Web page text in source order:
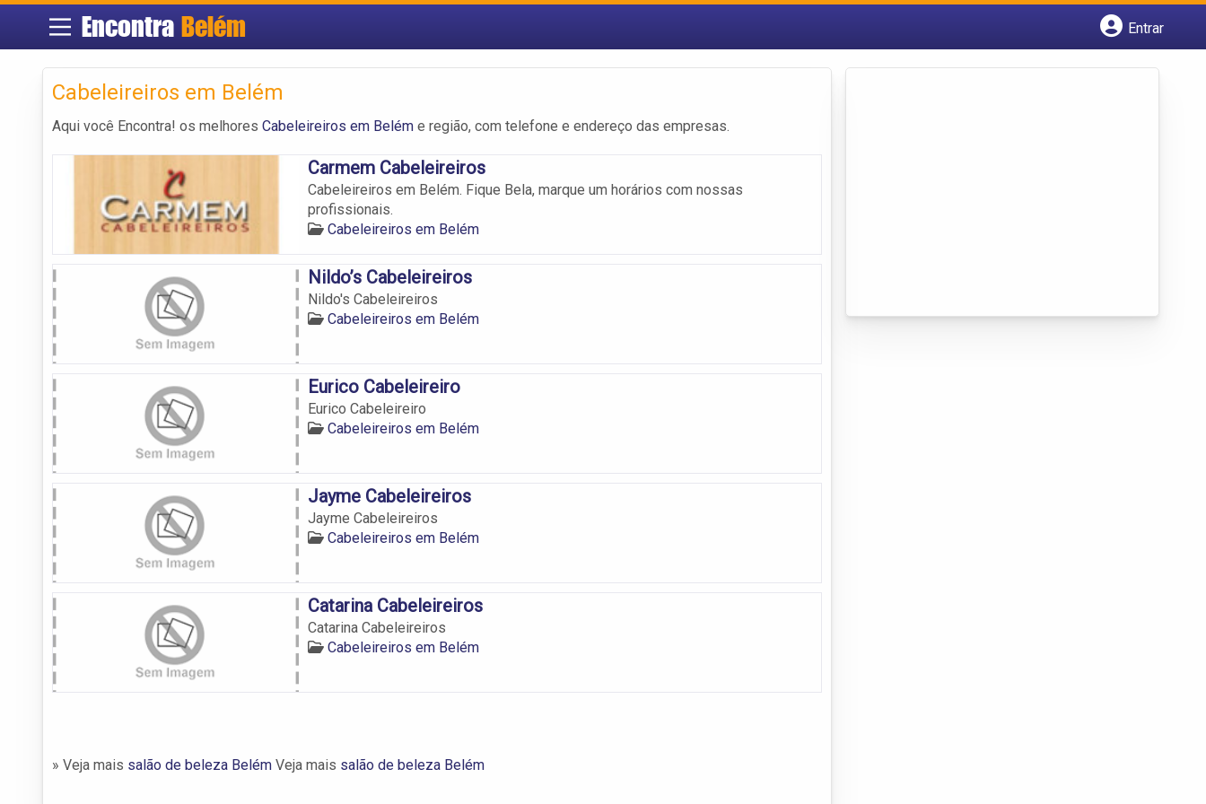
Encontra Belém
Entrar
Cabeleireiros em Belém
Aqui você Encontra! os melhores Cabeleireiros em Belém e região, com telefone e endereço das empresas.
Carmem Cabeleireiros
Cabeleireiros em Belém. Fique Bela, marque um horários com nossas
profissionais.
Cabeleireiros em Belém
Nildo’s Cabeleireiros
Nildo's Cabeleireiros
Cabeleireiros em Belém
Eurico Cabeleireiro
Eurico Cabeleireiro
Cabeleireiros em Belém
Jayme Cabeleireiros
Jayme Cabeleireiros
Cabeleireiros em Belém
Catarina Cabeleireiros
Catarina Cabeleireiros
Cabeleireiros em Belém
» Veja mais salão de beleza Belém Veja mais salão de beleza Belém